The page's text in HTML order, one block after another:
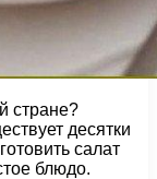
стране?
десятки
салат
блюдо.